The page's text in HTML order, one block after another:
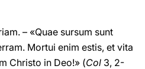
– «Quae sursum sunt
Mortui enim estis, et vita
Christo in Deo!» (Col 3, 2-